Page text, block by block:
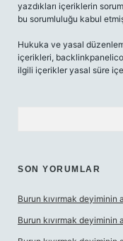
yazdıkları içeriklerin
bu sorumluluğu kabul
Hukuka ve yasal
içerikleri,
ilgili içerikler yasal süre
SON YORUMLAR
Burun kıvırmak deyiminin
Burun kıvırmak deyiminin